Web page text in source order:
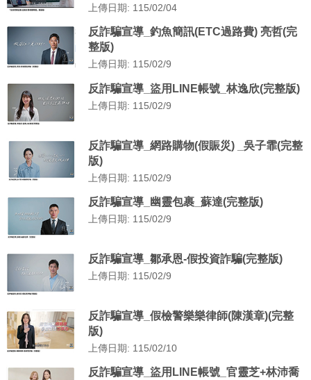
上傳日期: 115/02/04
反詐騙宣導_釣魚簡訊(ETC過路費) 亮哲(完
整版)
上傳日期: 115/02/9
反詐騙宣導_盜用LINE帳號_林逸欣(完整版)
上傳日期: 115/02/9
反詐騙宣導_網路購物(假賑災) _吳子霏(完整
版)
上傳日期: 115/02/9
反詐騙宣導_幽靈包裹_蘇達(完整版)
上傳日期: 115/02/9
反詐騙宣導_鄒承恩-假投資詐騙(完整版)
上傳日期: 115/02/9
反詐騙宣導_假檢警樂樂律師(陳漢章)(完整
版)
上傳日期: 115/02/10
反詐騙宣導_盜用LINE帳號_官靈芝+林沛喬